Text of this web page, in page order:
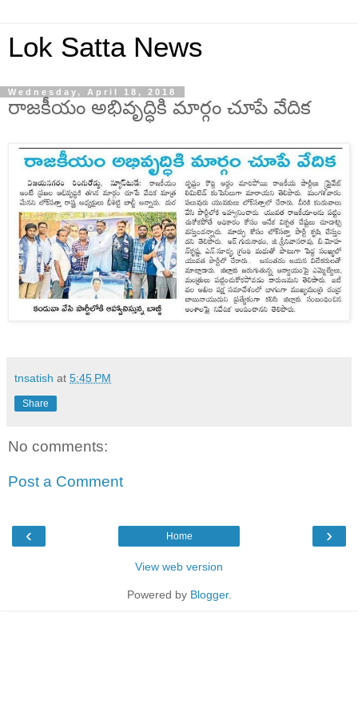
Lok Satta News
Wednesday, April 18, 2018
రాజకీయం అభివృద్ధికి మార్గం చూపే వేదిక
tnsatish at 5:45 PM
Share
No comments:
Post a Comment
‹ ›
Home
View web version
Powered by Blogger.